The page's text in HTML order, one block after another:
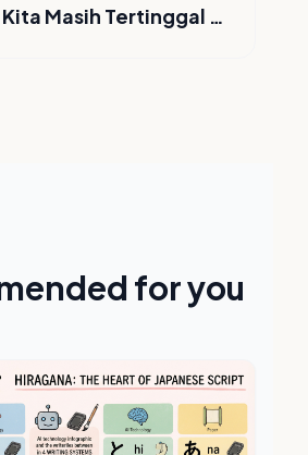
Masih Tertinggal di
for you